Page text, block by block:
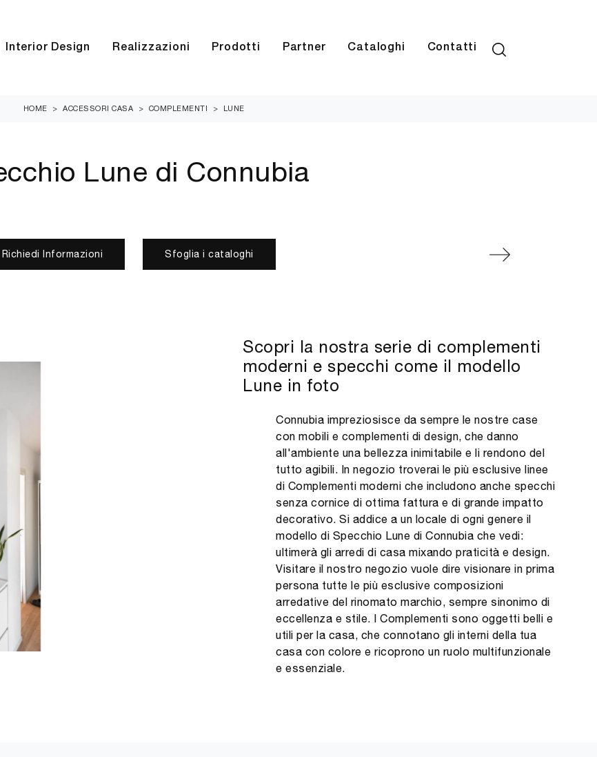
Interior Design Realizzazioni Prodotti Partner Cataloghi Contatti
HOME > ACCESSORI CASA > COMPLEMENTI > LUNE
Lune di Connubia
Richiedi Informazioni Sfoglia i cataloghi
Scopri la nostra serie di complementi
moderni e specchi come il modello
Lune in foto
Connubia impreziosisce da sempre le nostre case
con mobili e complementi di design, che danno
all'ambiente una bellezza inimitabile e li rendono del
tutto agibili. In negozio troverai le più esclusive linee
di Complementi moderni che includono anche specchi
senza cornice di ottima fattura e di grande impatto
decorativo. Si addice a un locale di ogni genere il
modello di Specchio Lune di Connubia che vedi:
ultimerà gli arredi di casa mixando praticità e design.
Visitare il nostro negozio vuole dire visionare in prima
persona tutte le più esclusive composizioni
arredative del rinomato marchio, sempre sinonimo di
eccellenza e stile. I Complementi sono oggetti belli e
utili per la casa, che connotano gli interni della tua
casa con colore e ricoprono un ruolo multifunzionale
e essenziale.